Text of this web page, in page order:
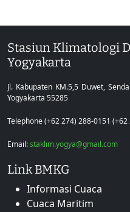
Stasiun Klimatologi
Yogyakarta
Jl. Kabupaten KM.5,5 Duwet,
Yogyakarta 55285
Telephone (+62 274) 288-0151
Email:staklim.yogya@gmail.com
Link BMKG
Informasi Cuaca
Cuaca Maritim